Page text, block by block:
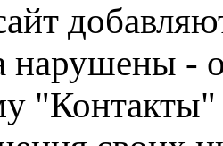
нарушены -
"Контакты"